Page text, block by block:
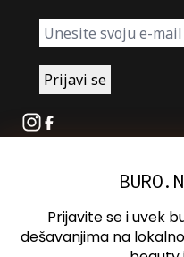
Instagram
Facebook
Oglašavanje
Kontakt
Prijavite se i uvek
dešavanjima na